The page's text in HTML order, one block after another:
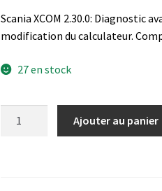
Scania XCOM 2.30.0: Diagnostic
modification du calculateur.
27 en stock
Ajouter au panier